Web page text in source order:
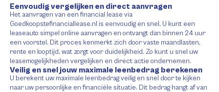
Eenvoudig vergelijken en direct aanvragen
Het aanvragen van een financial lease via
Goedkoopstefinanciallease.nl is eenvoudig en snel. U kunt een
leaseauto simpel online aanvragen en ontvangt dan binnen 24 uur
een voorstel. Dit proces kenmerkt zich door vaste maandlasten,
rente en looptijd, wat zorgt voor duidelijkheid. Zo kunt u snel uw
leasemogelijkheden vergelijken en direct actie ondernemen.
Veilig en snel jouw maximale leenbedrag berekenen
U berekent uw maximale leenbedrag veilig en snel door te kijken
naar uw persoonlijke en financiële situatie. Dit bedrag hangt af van